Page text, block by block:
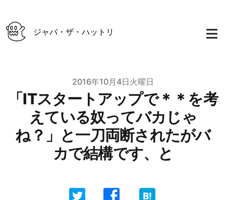
ジャバ・ザ・ハットリ
2016年10月4日火曜日
「ITスタートアップで＊＊を考
えている奴ってバカじゃ
ね？」と一刀両断されたがバ
カで結構です、と